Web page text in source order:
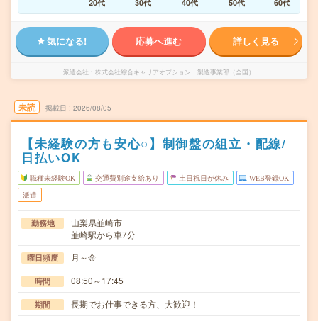
20代 30代 40代 50代 60代
気になる! 応募へ進む 詳しく見る
派遣会社 株式会社綜合キャリアオプション 製造事業部（全国）
未読 掲載日 2026/08/05
【未経験の方も安心○】制御盤の組立・配線/
日払いOK
職種未経験OK 交通費別途支給あり 土日祝日が休み WEB登録OK
派遣
勤務地
山梨県韮崎市
韮崎駅から車7分
曜日頻度 月～金
時間 08:50～17:45
期間 長期でお仕事できる方、大歓迎！